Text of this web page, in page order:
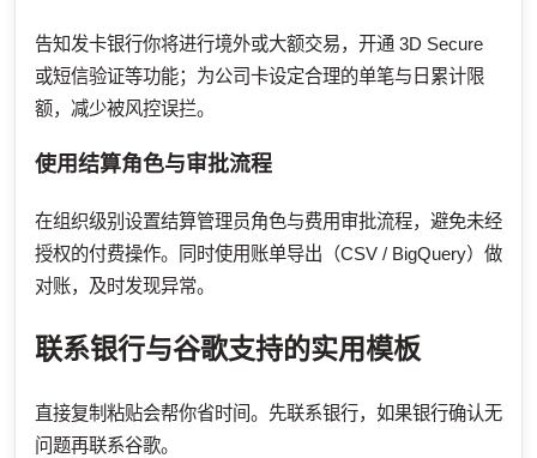
告知发卡银行你将进行境外或大额交易，开通 3D Secure
或短信验证等功能；为公司卡设定合理的单笔与日累计限
额，减少被风控误拦。
使用结算角色与审批流程
在组织级别设置结算管理员角色与费用审批流程，避免未经
授权的付费操作。同时使用账单导出（CSV / BigQuery）做
对账，及时发现异常。
联系银行与谷歌支持的实用模板
直接复制粘贴会帮你省时间。先联系银行，如果银行确认无
问题再联系谷歌。